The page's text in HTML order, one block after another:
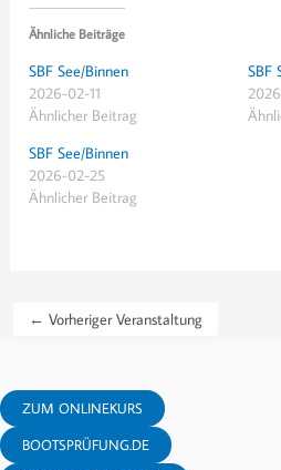
Ähnliche Beiträge
SBF See/Binnen
2026-02-11
Ähnlicher Beitrag
SBF
SBF See/Binnen
2026-02-25
Ähnlicher Beitrag
← Vorheriger Veranstaltung
ZUM ONLINEKURS
BOOTSPRÜFUNG.DE